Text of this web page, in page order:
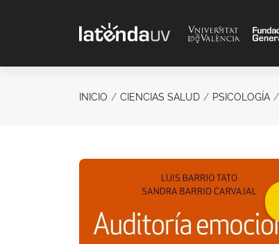
INICIO CIENCIAS SALUD PSICOLOGÍA